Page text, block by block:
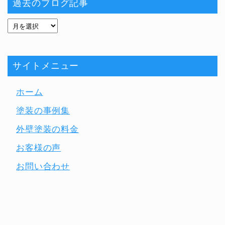
過去のブログ記事
サイトメニュー
ホーム
塗装の事例集
外壁塗装の料金
お客様の声
お問い合わせ